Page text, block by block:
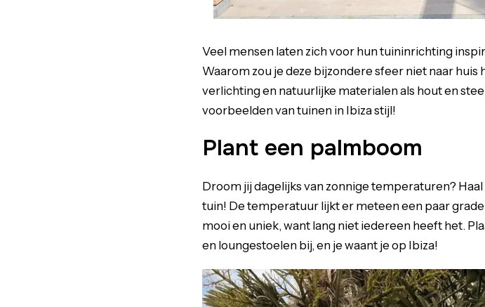
Veel mensen laten zich voor hun tuininrichting
Waarom zou je deze bijzondere sfeer niet naar
verlichting en natuurlijke materialen als hout en
voorbeelden van tuinen in Ibiza stijl!
Plant een palmboom
Droom jij dagelijks van zonnige temperaturen?
tuin! De temperatuur lijkt er meteen een paar
mooi en uniek, want lang niet iedereen heeft het.
en loungestoelen bij, en je waant je op Ibiza!